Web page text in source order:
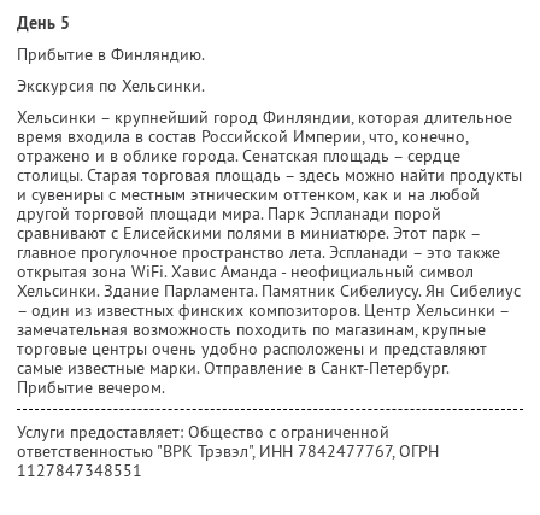
День 5
Прибытие в Финляндию.
Экскурсия по Хельсинки.
Хельсинки – крупнейший город Финляндии, которая длительное
время входила в состав Российской Империи, что, конечно,
отражено и в облике города. Сенатская площадь – сердце
столицы. Старая торговая площадь – здесь можно найти продукты
и сувениры с местным этническим оттенком, как и на любой
другой торговой площади мира. Парк Эспланади порой
сравнивают с Елисейскими полями в миниатюре. Этот парк –
главное прогулочное пространство лета. Эспланади – это также
открытая зона WiFi. Хавис Аманда - неофициальный символ
Хельсинки. Здание Парламента. Памятник Сибелиусу. Ян Сибелиус
– один из известных финских композиторов. Центр Хельсинки –
замечательная возможность походить по магазинам, крупные
торговые центры очень удобно расположены и представляют
самые известные марки. Отправление в Санкт-Петербург.
Прибытие вечером.
Услуги предоставляет: Общество с ограниченной
ответственностью "ВРК Трэвэл", ИНН 7842477767, ОГРН
1127847348551